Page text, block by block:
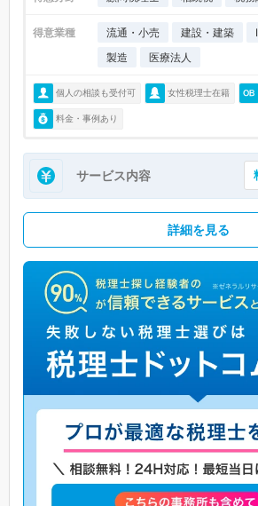
得意業種 流通・小売 建設・建築
製造
医療法人
個人の相談も受付可 女性税理士在籍
料金・事例あり
サービス内容
詳細を見る